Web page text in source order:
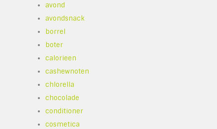
avond
avondsnack
borrel
boter
calorieen
cashewnoten
chlorella
chocolade
conditioner
cosmetica